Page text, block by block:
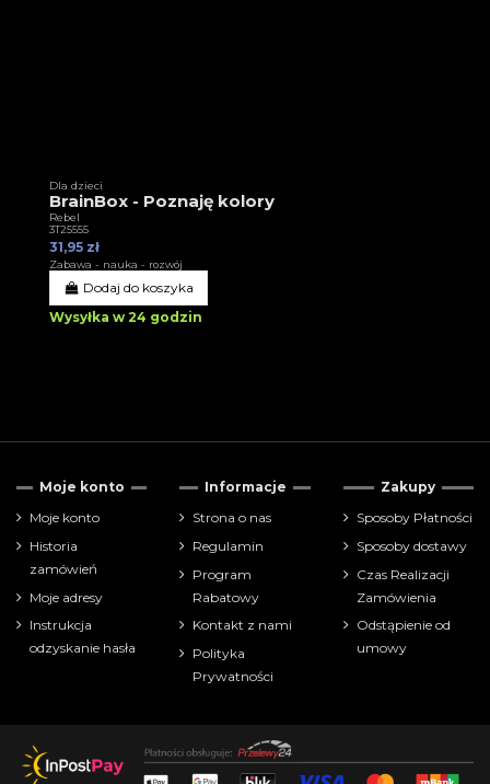
Dla dzieci
BrainBox - Poznaję kolory
Rebel
3T25555
31,95 zł
Zabawa - nauka - rozwój
Dodaj do koszyka
Wysyłka w 24 godzin
Moje konto
Moje konto
Historia
zamówień
Moje adresy
Instrukcja
odzyskanie hasła
Informacje
Strona o nas
Regulamin
Program
Rabatowy
Kontakt z nami
Polityka
Prywatności
Zakupy
Sposoby Płatności
Sposoby dostawy
Czas Realizacji
Zamówienia
Odstąpienie od
umowy